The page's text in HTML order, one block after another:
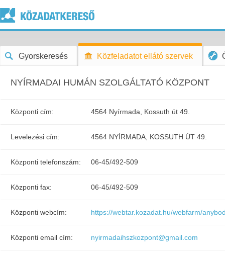
Gyorskeresés Közfeladatot ellátó szervek
NYÍRMADAI HUMÁN SZOLGÁLTATÓ KÖZPONT
Központi cím: 4564 Nyírmada, Kossuth út 49.
Levelezési cím: 4564 NYÍRMADA, KOSSUTH ÚT 49.
Központi telefonszám: 06-45/492-509
Központi fax: 06-45/492-509
Központi webcím: https://webtar.kozadat.hu/webfarm/
Központi email cím: nyirmadaihszkozpont@gmail.com